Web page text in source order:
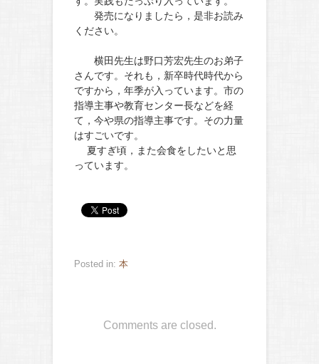
発売になりましたら，是非お読み
ください。
横田先生は野口芳宏先生のお弟子
さんです。それも，新卒時代時代から
ですから，年季が入っています。市の
指導主事や教育センター長などを経
て，今や県の指導主事です。その力量
はすごいです。
夏すぎ頃，また会食をしたいと思
っています。
Posted in: 本
Comments are closed.